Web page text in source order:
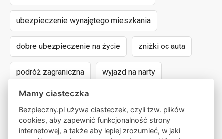
ubezpieczenie wynajętego mieszkania
dobre ubezpieczenie na życie zniżki oc auta
podróż zagraniczna wyjazd na narty
assistance dla aut powyżej 15 lat
następstwa nieszczęśliwych wypadków
Mamy ciasteczka
Bezpieczny.pl używa ciasteczek, czyli tzw. plików
cookies, aby zapewnić funkcjonalność strony
internetowej, a także aby lepiej zrozumieć, w jaki